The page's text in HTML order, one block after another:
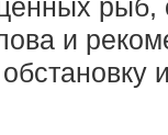
и